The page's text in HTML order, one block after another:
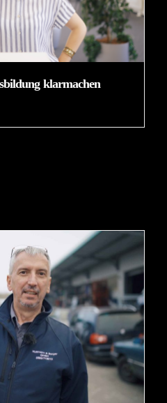
klarmachen